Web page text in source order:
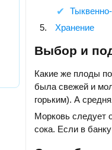
Хранение
Выбор и
Какие же плоды
была свежей и
горьким). А
Морковь следует
сока. Если в